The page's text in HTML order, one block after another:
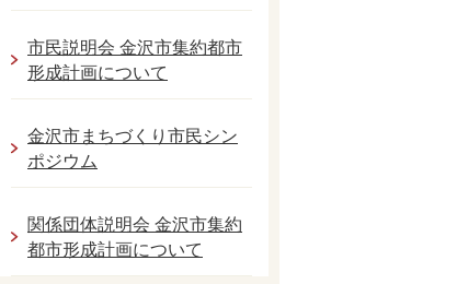
市民説明会 金沢市集約都市
形成計画について
金沢市まちづくり市民シン
ポジウム
関係団体説明会 金沢市集約
都市形成計画について